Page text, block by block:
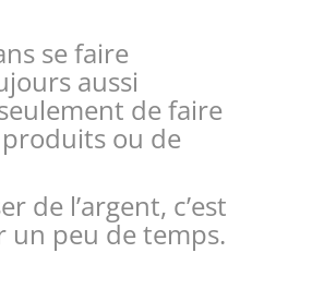
se faire
aussi
de faire
ou de
de l’argent, c’est
un peu de temps.